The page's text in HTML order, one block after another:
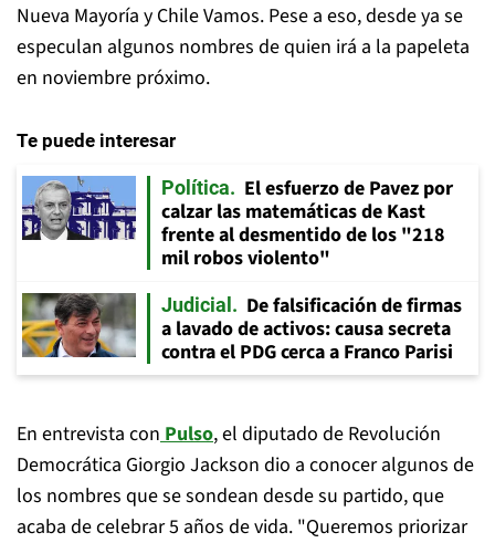
Nueva Mayoría y Chile Vamos. Pese a eso, desde ya se
especulan algunos nombres de quien irá a la papeleta
en noviembre próximo.
Te puede interesar
Política
El esfuerzo de Pavez por
calzar las matemáticas de Kast
frente al desmentido de los "218
mil robos violento"
Judicial
De falsificación de firmas
a lavado de activos: causa secreta
contra el PDG cerca a Franco Parisi
En entrevista conPulso, el diputado de Revolución
Democrática Giorgio Jackson dio a conocer algunos de
los nombres que se sondean desde su partido, que
acaba de celebrar 5 años de vida. "Queremos priorizar